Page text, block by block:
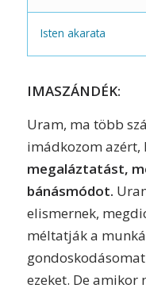
Isten akarata
IMASZÁNDÉK:
Uram, ma több
imádkozom azért,
megaláztatást,
bánásmódot.
elismernek,
méltatják a
ezeket. De amikor